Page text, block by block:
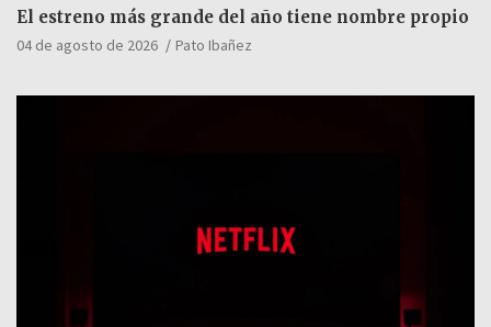
El estreno más grande del año tiene nombre propio
04 de agosto de 2026 Pato Ibañez